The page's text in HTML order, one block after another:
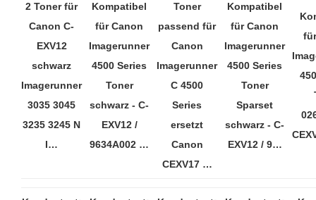
2 Toner für
Canon C-
EXV12
schwarz
Imagerunner
3035 3045
3235 3245 N
I…
Kompatibel
für Canon
Imagerunner
4500 Series
Toner
schwarz - C-
EXV12 /
9634A002 …
Toner
passend für
Canon
Imagerunner
C 4500
Series
ersetzt
Canon
CEXV17 …
Kompatibel
für Canon
Imagerunner
4500 Series
Toner
Sparset
schwarz - C-
EXV12 / 9…